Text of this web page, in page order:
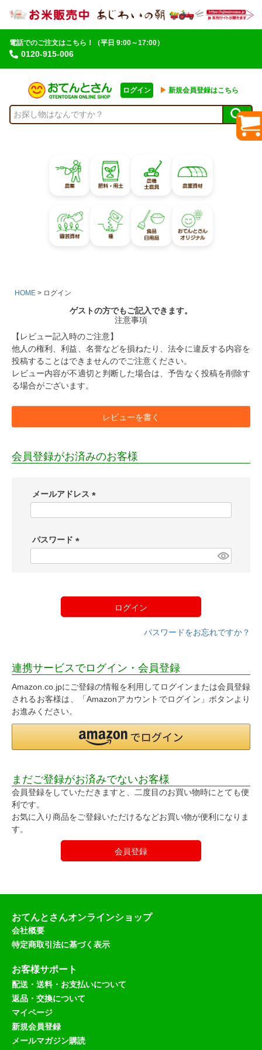
電話でのご注文はこちら！
0120-915-006
（平日 9:00～17:00）
ログイン ▶︎ 新規会員登録はこちら
HOME ログイン
ゲストの方でもご記入できます。
注意事項
【レビュー記入時のご注意】
他人の権利、利益、名誉などを損ねたり、法令に違反する内容を
投稿することはできませんのでご注意ください。
レビュー内容が不適切と判断した場合は、予告なく投稿を削除す
る場合がございます。
レビューを書く
会員登録がお済みのお客様
メールアドレス
)
パスワード
ログイン
パスワードをお忘れですか？
連携サービスでログイン・会員登録
Amazon.co.jpにご登録の情報を利用してログインまたは会員登録
されるお客様は、「Amazonアカウントでログイン」ボタンより
お進みください。
まだご登録がお済みでないお客様
会員登録をしていただきますと、二度目のお買い物時にとても便
利です。
お気に入り商品をご登録いただけるなどお買い物が便利になりま
す。
会員登録
おてんとさんオンラインショップ
会社概要
特定商取引法に基づく表示
お客様サポート
配送・送料・お支払いについて
返品・交換について
マイページ
新規会員登録
メールマガジン購読